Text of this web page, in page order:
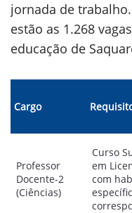
jornada de
estão as 1.268
educação de
Cargo
Professor
Docente-2
(Ciências)
Curso
em
com